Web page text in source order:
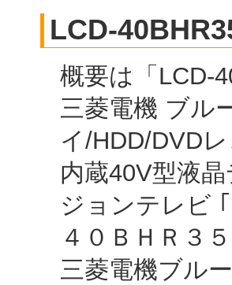
LCD-
概要は「LCD-
三菱電機 ブル
イ/HDD/DVD
内蔵40V型液
ジョンテレビ
４０ＢＨＲ３
三菱電機ブル